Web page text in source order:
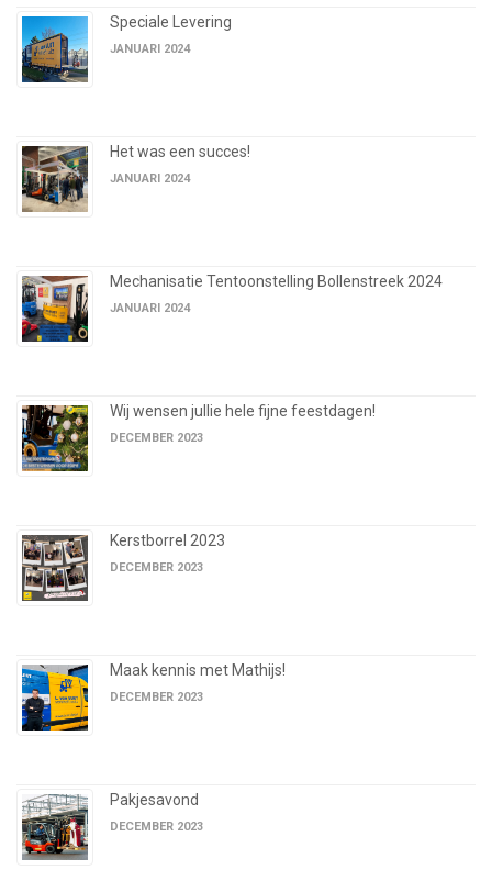
Speciale Levering
JANUARI 2024
Het was een succes!
JANUARI 2024
Mechanisatie Tentoonstelling Bollenstreek 2024
JANUARI 2024
Wij wensen jullie hele fijne feestdagen!
DECEMBER 2023
Kerstborrel 2023
DECEMBER 2023
Maak kennis met Mathijs!
DECEMBER 2023
Pakjesavond
DECEMBER 2023